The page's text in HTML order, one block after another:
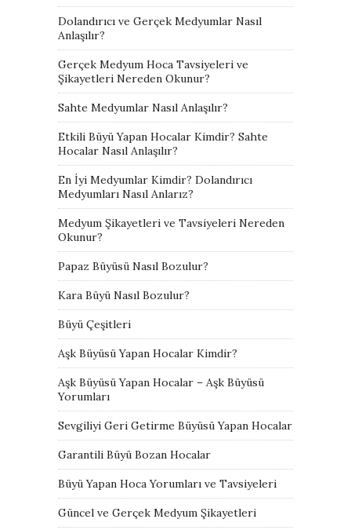
Dolandırıcı ve Gerçek Medyumlar Nasıl
Anlaşılır?
Gerçek Medyum Hoca Tavsiyeleri ve
Şikayetleri Nereden Okunur?
Sahte Medyumlar Nasıl Anlaşılır?
Etkili Büyü Yapan Hocalar Kimdir? Sahte
Hocalar Nasıl Anlaşılır?
En İyi Medyumlar Kimdir? Dolandırıcı
Medyumları Nasıl Anlarız?
Medyum Şikayetleri ve Tavsiyeleri Nereden
Okunur?
Papaz Büyüsü Nasıl Bozulur?
Kara Büyü Nasıl Bozulur?
Büyü Çeşitleri
Aşk Büyüsü Yapan Hocalar Kimdir?
Aşk Büyüsü Yapan Hocalar – Aşk Büyüsü
Yorumları
Sevgiliyi Geri Getirme Büyüsü Yapan Hocalar
Garantili Büyü Bozan Hocalar
Büyü Yapan Hoca Yorumları ve Tavsiyeleri
Güncel ve Gerçek Medyum Şikayetleri